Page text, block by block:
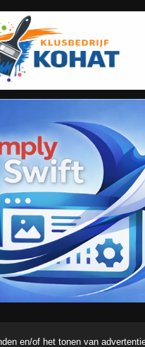
en/of het tonen van